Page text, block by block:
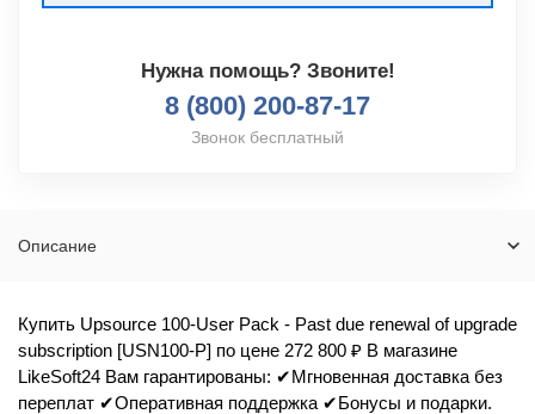
Нужна помощь? Звоните!
8 (800) 200-87-17
Звонок бесплатный
Описание
Купить Upsource 100-User Pack - Past due renewal of upgrade
subscription [USN100-P] по цене 272 800 ₽ В магазине
LikeSoft24 Вам гарантированы: ✔Мгновенная доставка без
переплат ✔Оперативная поддержка ✔Бонусы и подарки.